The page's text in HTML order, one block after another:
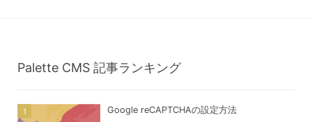
Palette CMS 記事ランキング
Google reCAPTCHAの設定方法